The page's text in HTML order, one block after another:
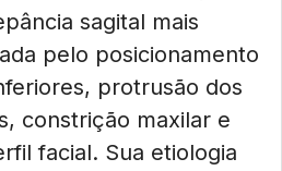
sagital mais
pelo posicionamento
protrusão dos
constrição maxilar e
facial. Sua etiologia